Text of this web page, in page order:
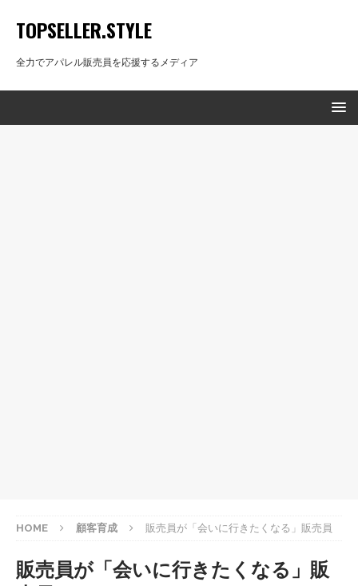
TOPSELLER.STYLE
全力でアパレル販売員を応援するメディア
HOME 顧客育成 販売員が「会いに行きたくなる」販売員
販売員が「会いに行きたくなる」販